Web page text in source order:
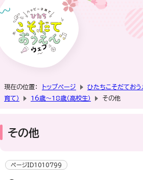
現在の位置： トップページ ひたちこそだておう
育て）
16歳～18歳（高校生） その他
その他
ページID1010799